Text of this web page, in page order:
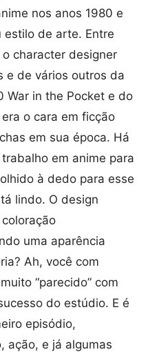
nos anos 1980 e
estilo de arte. Entre
character designer
e de vários outros da
War in the Pocket e do
o cara em ficção
em sua época. Há
em anime para
à dedo para esse
lindo. O design
uma aparência
Ah, você com
“parecido” com
do estúdio. E é
episódio,
ação, e já algumas